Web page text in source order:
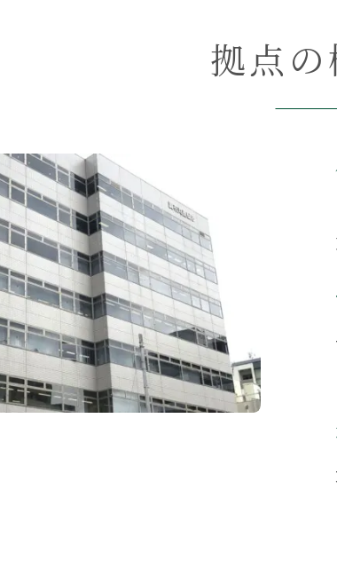
おすすめ
【遺産分割協議書の5つの提出先
拠点の